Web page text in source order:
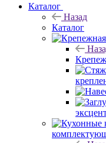
Каталог
Назад
Каталог